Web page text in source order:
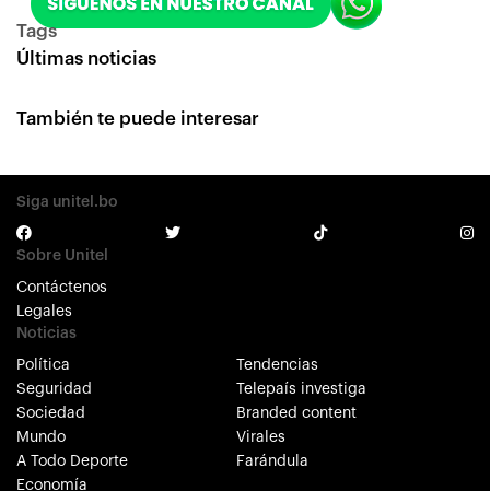
Tags
Últimas noticias
También te puede interesar
Siga unitel.bo
Sobre Unitel
Contáctenos
Legales
Noticias
Política
Seguridad
Sociedad
Mundo
A Todo Deporte
Economía
Tendencias
Telepaís investiga
Branded content
Virales
Farándula